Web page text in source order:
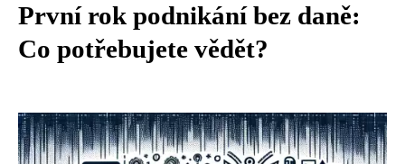
První rok podnikání bez daně:
Co potřebujete vědět?